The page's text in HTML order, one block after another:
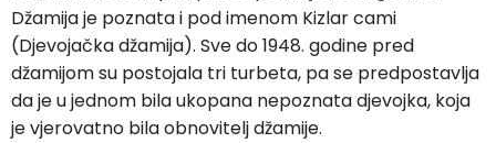
Džamija je poznata i pod imenom Kizlar cami
(Djevojačka džamija). Sve do 1948. godine pred
džamijom su postojala tri turbeta, pa se predpostavlja
da je u jednom bila ukopana nepoznata djevojka, koja
je vjerovatno bila obnovitelj džamije.